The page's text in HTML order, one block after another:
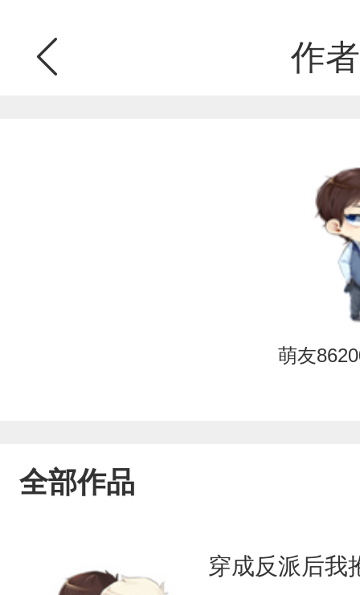
作
萌友
全部作品
穿成反派后我